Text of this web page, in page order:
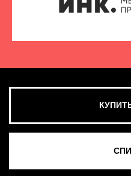
СМОТРЕТЬ ВСЕ ФОТО